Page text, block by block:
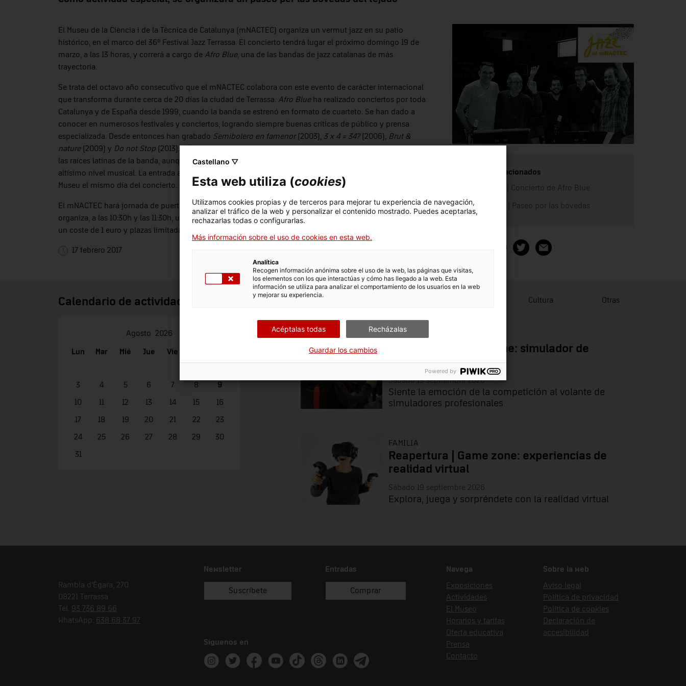
El Museu de la Ciència i de la Tècnica de Catalunya (mNACTEC) organiza un vermut jazz en su patio
histórico, en el marco del 36º Festival Jazz Terrassa. El concierto tendrá lugar el próximo domingo 19 de
marzo, a las 13 horas, y correrá a cargo de Afro Blue, una de las bandas de jazz catalanas de más
trayectoria.
Se trata del octavo año consecutivo que el mNACTEC colabora con este evento de carácter internacional
que transforma durante cerca de 20 días la ciudad de Terrassa. Afro Blueha realizado conciertos por toda
Catalunya y de España desde 1999, cuando la banda se estrenó en formato de cuarteto. Se han dado a
conocer en numerosos festivales y conciertos, logrando siempre buenas críticas de público y prensa
especializada. Desde entonces han grabado Semibolero en famenor (2003), 3 x 4 = 34?(2006), Brut &
nature(2009) y Do not Stop (2013).
las raíces latinas de la banda, aunque también se intuye un giro hacia una sonoridad más sobria, de un
altísimo nivel musical. La entrada al concierto tendrá un coste de 1 euro y se adquirirán en la recepción del
Museu el mismo día del concierto.
El mNACTEC hará jornada de puertas abiertas en horario de 10 a 14:30 horas. Como actividad especial, se
organiza, a las 10:30h y las 11:30h, un paseo por las vueltas del tejado del museo. Esta última actividad tiene
un coste de 1 euro y plazas limitadas, es imprescindible reservar a través de la web del Museu.
17 febrero 2017
Enlaces relacionados
Vermut jazz | Concierto de Afro Blue
Vermut Jazz | Paseo por las bóvedas
Calendario de actividades
Agosto 2026
Lun Mar Mié Jue Vie
3 4 5 6 7 8 9
10 11 12 13 14 15 16
17 18 19 20 21 22 23
24 25 26 27 28 29 30
31
Familia Cultura Otras
Reapertura| Game zone: simulador de
coche
Sábado 19 septiembre 2026
Siente la emoción de la competición al volante de
simuladores profesionales
FAMILIA
Reapertura | Game zone: experiencias de
realidad virtual
Sábado 19 septiembre 2026
Explora, juega y sorpréndete con la realidad virtual
Rambla d'Ègara, 270
08221 Terrassa
Tel. 93 736 89 66
WhatsApp: 638 68 37 97
Newsletter
Suscríbete
Entradas
Comprar
Síguenos en
Instagram
TwitterFacebookYoutubeTik TokThreadsLinkedinTelegram
Navega
Exposiciones
Actividades
El Museo
Horarios y tarifas
Oferta educativa
Prensa
Contacto
Sobre la web
Aviso legal
Política de privacidad
Política de cookies
Declaración de
accesibilidad
Castellano ▽
Esta web utiliza (cookies)
Utilizamos cookies propias y de terceros para mejorar tu experiencia de navegación,
analizar el tráfico de la web y personalizar el contenido mostrado. Puedes aceptarlas,
rechazarlas todas o configurarlas.
Más información sobre el uso de cookies en esta web.
Analítica
Recogen información anónima sobre el uso de la web, las páginas que visitas,
los elementos con los que interactúas y cómo has llegado a la web. Esta
información se utiliza para analizar el comportamiento de los usuarios en la web
y mejorar su experiencia.
Acéptalas todas Recházalas
Guardar los cambios
Powered by